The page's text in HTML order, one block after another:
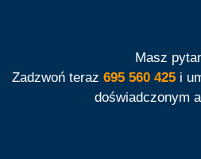
Masz
Zadzwoń teraz 695 560 425 i
doświadczonym